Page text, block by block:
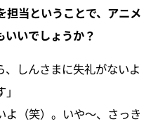
当ということで、アニメ
いでしょうか？
、しんさまに失礼がないよ
（笑）。いや～、さっき